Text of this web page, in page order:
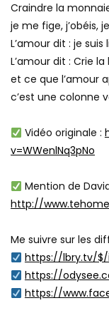
Craindre la
je me fige, j’obéis,
L’amour dit : je suis
L’amour dit : Crie
et ce que l’amour
c’est une colonne
Vidéo originale :
v=WWenlNq3pNo
Mention de
http://
Me suivre sur les
https://lbry.tv/$/
https://
https://